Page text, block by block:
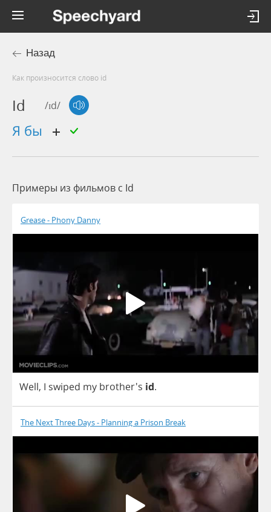
Назад
Как произносится слово id
Id /ɪd/
я бы
Примеры из фильмов c Id
Grease - Phony Danny
Well, I swiped my brother's id.
The Next Three Days - Planning a Prison Break